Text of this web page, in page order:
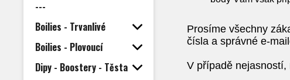
---
Boilies - Trvanlivé
Boilies - Plovoucí
Dipy - Boostery - Těsta
Prosíme všechny
čísla a správné e-
V případě